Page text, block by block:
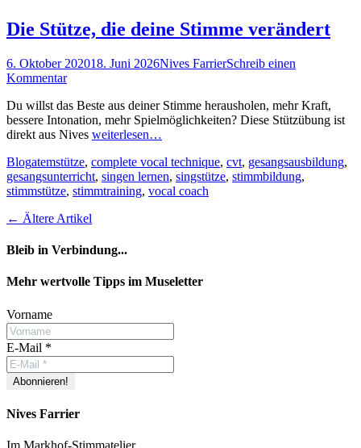
Die Stütze, die deine Stimme verändert
Posted
on
6. Oktober 202018. Juni 2026Autor
Nives FarrierSchreib einen
Kommentar
Du willst das Beste aus deiner Stimme herausholen, mehr Kraft,
bessere Intonation, mehr Spielmöglichkeiten? Diese Stützübung ist
direkt aus Nives weiterlesen…
Kategorien
BlogSchlagworte
atemstütze, complete vocal technique, cvt, gesangsausbildung,
gesangsunterricht, singen lernen, singstütze, stimmbildung,
stimmstütze, stimmtraining, vocal coach
Post
← Ältere Artikel
Bleib in Verbindung...
Facebook
YouTube
Instagram
Mehr wertvolle Tipps im Museletter
Vorname
E-Mail *
Nives Farrier
Im Markhof-Stimmatelier